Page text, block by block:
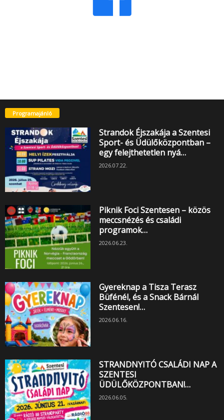
Programajánló
Strandok Éjszakája a Szentesi
Sport- és Üdülőközpontban –
egy felejthetetlen nyá…
2026.07.22.
Piknik Foci Szentesen – közös
meccsnézés és családi
programok…
2026.06.23.
Gyereknap a Tisza Terasz
Büfénél, és a Snack Bárnál
Szentesen!…
2026.06.16.
STRANDNYITÓ CSALÁDI NAP A
SZENTESI
ÜDÜLŐKÖZPONTBAN!…
2026.06.05.